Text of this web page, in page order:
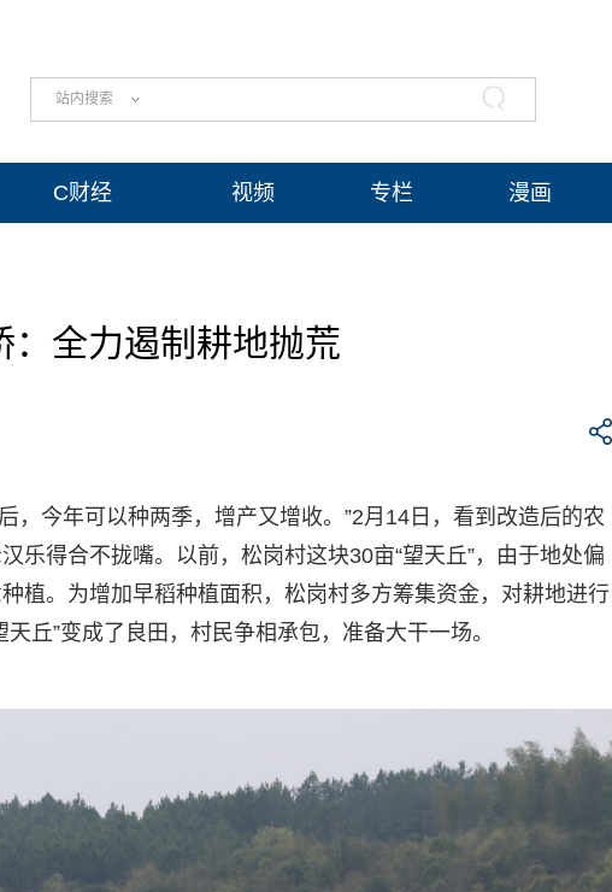
站内搜索
C财经 视频 专栏 漫画
：全力遏制耕地抛荒
，今年可以种两季，增产又增收。”2月14日，看到改造后的农
乐得合不拢嘴。以前，松岗村这块30亩“望天丘”，由于地处偏
植。为增加早稻种植面积，松岗村多方筹集资金，对耕地进行
丘”变成了良田，村民争相承包，准备大干一场。